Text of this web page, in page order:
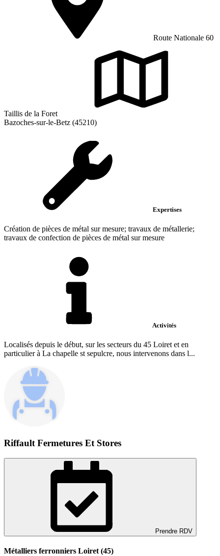
Route Nationale 60
Taillis de la Foret
Bazoches-sur-le-Betz (45210)
Expertises
Création de pièces de métal sur mesure; travaux de métallerie;
travaux de confection de pièces de métal sur mesure
Activités
Localisés depuis le début, sur les secteurs du 45 Loiret et en
particulier à La chapelle st sepulcre, nous intervenons dans l...
Riffault Fermetures Et Stores
Prendre RDV
Métalliers ferronniers Loiret (45)